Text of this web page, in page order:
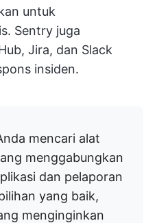
untuk
Sentry juga
Jira, dan Slack
insiden.
mencari alat
menggabungkan
dan pelaporan
yang baik,
menginginkan